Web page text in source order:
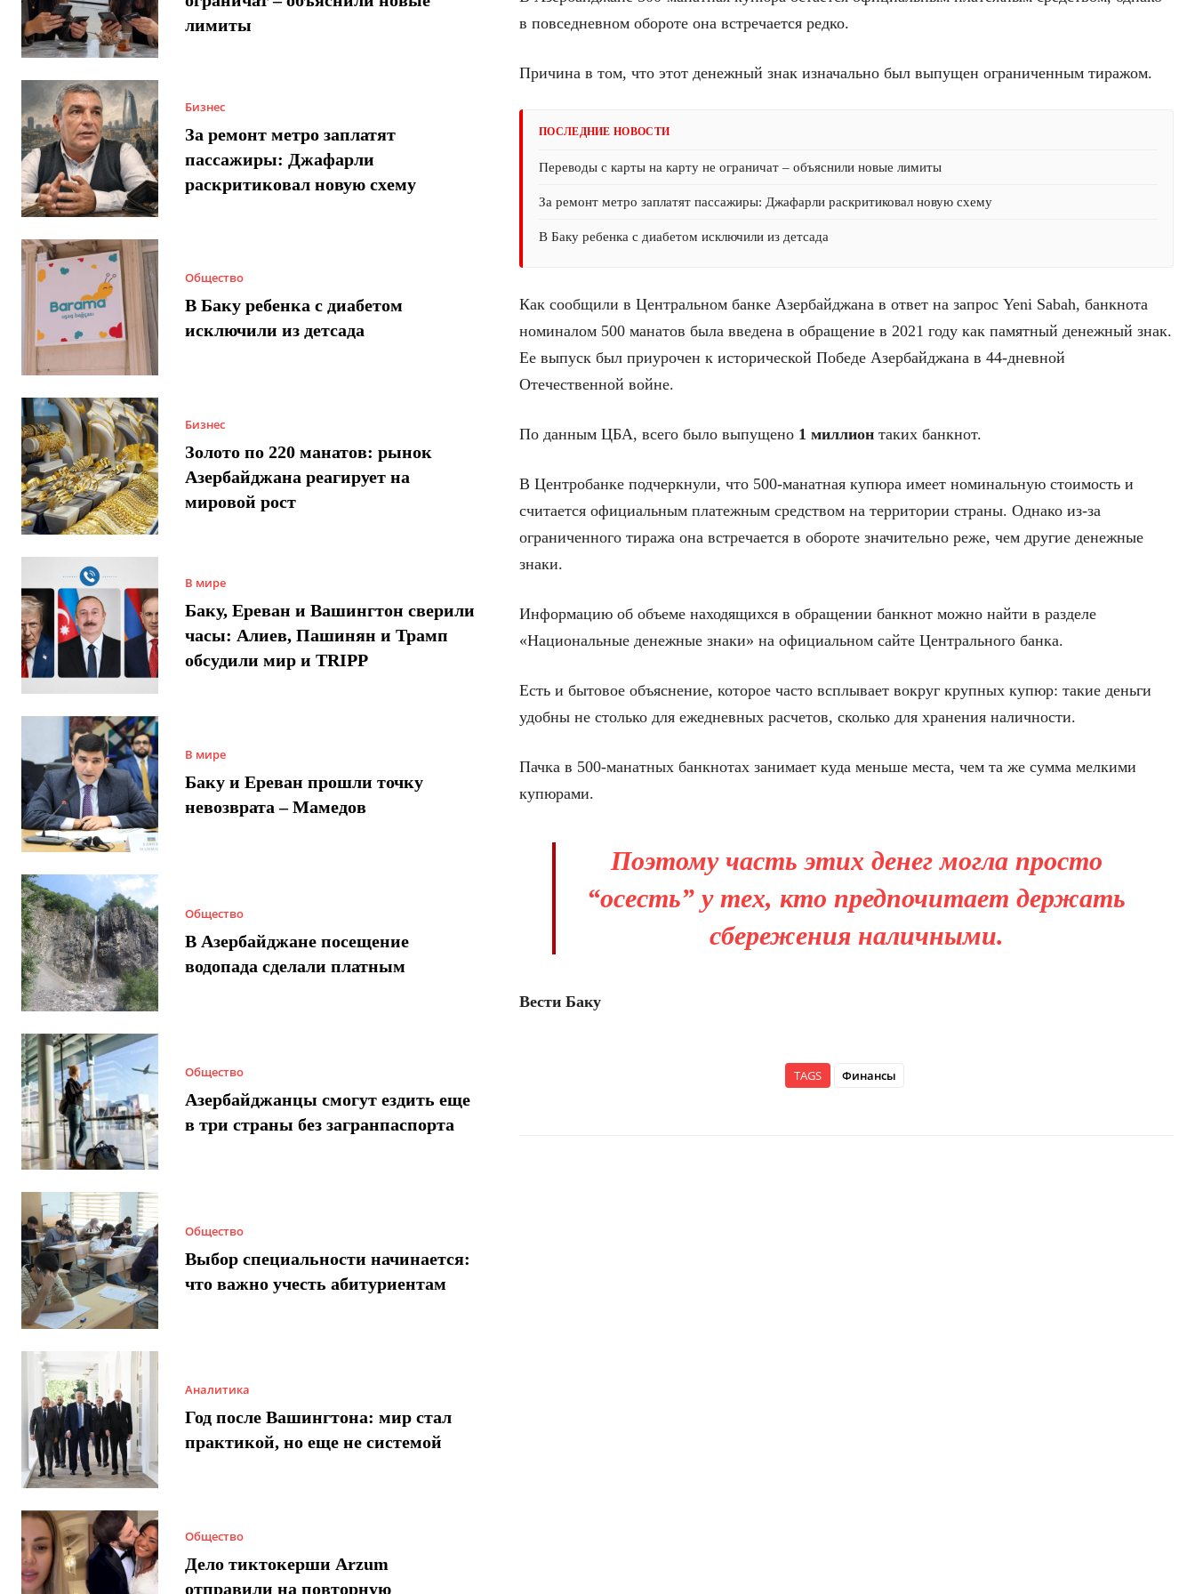
лимиты
Бизнес
За ремонт метро заплатят
пассажиры: Джафарли
раскритиковал новую схему
Общество
В Баку ребенка с диабетом
исключили из детсада
Бизнес
Золото по 220 манатов: рынок
Азербайджана реагирует на
мировой рост
В мире
Баку, Ереван и Вашингтон сверили
часы: Алиев, Пашинян и Трамп
обсудили мир и TRIPP
В мире
Баку и Ереван прошли точку
невозврата – Мамедов
Общество
В Азербайджане посещение
водопада сделали платным
Общество
Азербайджанцы смогут ездить еще
в три страны без загранпаспорта
Общество
Выбор специальности начинается:
что важно учесть абитуриентам
Аналитика
Год после Вашингтона: мир стал
практикой, но еще не системой
Общество
Дело тиктокерши Arzum
отправили на повторную
в повседневном обороте она встречается редко.
Причина в том, что этот денежный знак изначально был выпущен ограниченным тиражом.
ПОСЛЕДНИЕ НОВОСТИ
Переводы с карты на карту не ограничат – объяснили новые лимиты
За ремонт метро заплатят пассажиры: Джафарли раскритиковал новую схему
В Баку ребенка с диабетом исключили из детсада
Как сообщили в Центральном банке Азербайджана в ответ на запрос Yeni Sabah, банкнота
номиналом 500 манатов была введена в обращение в 2021 году как памятный денежный знак.
Ее выпуск был приурочен к исторической Победе Азербайджана в 44-дневной
Отечественной войне.
По данным ЦБА, всего было выпущено 1 миллион таких банкнот.
В Центробанке подчеркнули, что 500-манатная купюра имеет номинальную стоимость и
считается официальным платежным средством на территории страны. Однако из-за
ограниченного тиража она встречается в обороте значительно реже, чем другие денежные
знаки.
Информацию об объеме находящихся в обращении банкнот можно найти в разделе
«Национальные денежные знаки» на официальном сайте Центрального банка.
Есть и бытовое объяснение, которое часто всплывает вокруг крупных купюр: такие деньги
удобны не столько для ежедневных расчетов, сколько для хранения наличности.
Пачка в 500-манатных банкнотах занимает куда меньше места, чем та же сумма мелкими
купюрами.
Поэтому часть этих денег могла просто
“осесть” у тех, кто предпочитает держать
сбережения наличными.
Вести Баку
TAGS Финансы